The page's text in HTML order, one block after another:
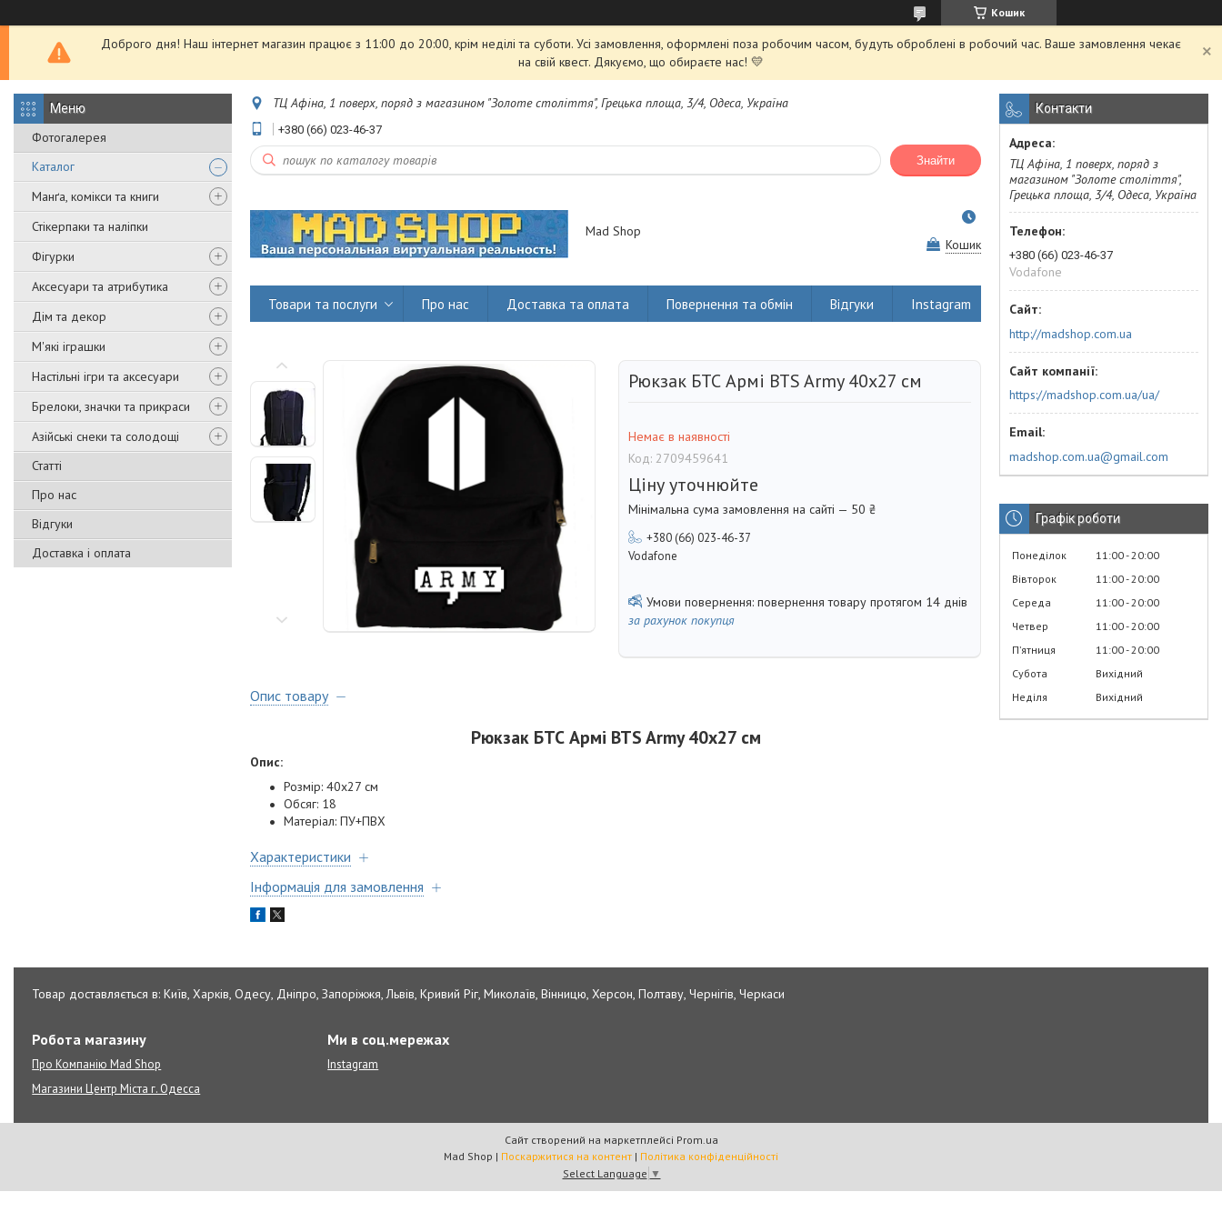
Кошик
Доброго дня! Наш інтернет магазин працює з 11:00 до 20:00, крім неділі та суботи. Усі замовлення, оформлені поза робочим часом, будуть оброблені в робочий час. Ваше замовлення чекає
на свій квест. Дякуємо, що обираєте нас! 💛
Фотогалерея
Каталог
Манґа, комікси та книги
Стікерпаки та наліпки
Фігурки
Аксесуари та атрибутика
Дім та декор
М'які іграшки
Настільні ігри та аксесуари
Брелоки, значки та прикраси
Азійські снеки та солодощі
Статті
Про нас
Відгуки
Доставка і оплата
ТЦ Афіна, 1 поверх, поряд з магазином "Золоте століття", Грецька площа, 3/4, Одеса, Україна
+380 (66) 023-46-37
Знайти
Mad Shop
Кошик
Товари та послуги Про нас Доставка та оплата Повернення та обмін Відгуки Instagram
Рюкзак БТС Армі BTS Army 40x27 см
Немає в наявності
Код: 2709459641
Ціну уточнюйте
Мінімальна сума замовлення на сайті — 50 ₴
+380 (66) 023-46-37
Vodafone
повернення товару протягом 14 днів
за рахунок покупця
Опис товару
Рюкзак БТС Армі BTS Army 40x27 см
Опис:
Розмір: 40x27 см
Обсяг: 18
Матеріал: ПУ+ПВХ
Характеристики
Інформація для замовлення
Контакти
ТЦ Афіна, 1 поверх, поряд з
магазином "Золоте століття",
Грецька площа, 3/4, Одеса, Україна
+380 (66) 023-46-37
Vodafone
http://madshop.com.ua
https://madshop.com.ua/ua/
madshop.com.ua@gmail.com
Графік роботи
Понеділок 11:00 20:00
Вівторок
11:00 20:00
Середа
11:00 20:00
Четвер
11:00 20:00
Пʼятниця
11:00 20:00
Субота
Вихідний
Неділя
Вихідний
Товар доставляється в: Київ, Харків, Одесу, Дніпро, Запоріжжя, Львів, Кривий Ріг, Миколаїв, Вінницю, Херсон, Полтаву, Чернігів, Черкаси
Робота магазину
Про Компанію Mad Shop
Магазини Центр Міста г. Одесса
Ми в соц.мережах
Instagram
Сайт створений на маркетплейсі Prom.ua
Mad Shop | Поскаржитися на контент | Політика конфіденційності
Select Language ▼